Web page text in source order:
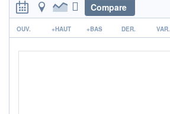
FONDS PARTENAIRES
TARIFS PRIVILÉGIÉS 0%
ÉLIGIBILITÉ
PEA PEA-PME BOURSOVIE LUX
Compare
r
OUV. +HAUT +BAS DER. VAR.